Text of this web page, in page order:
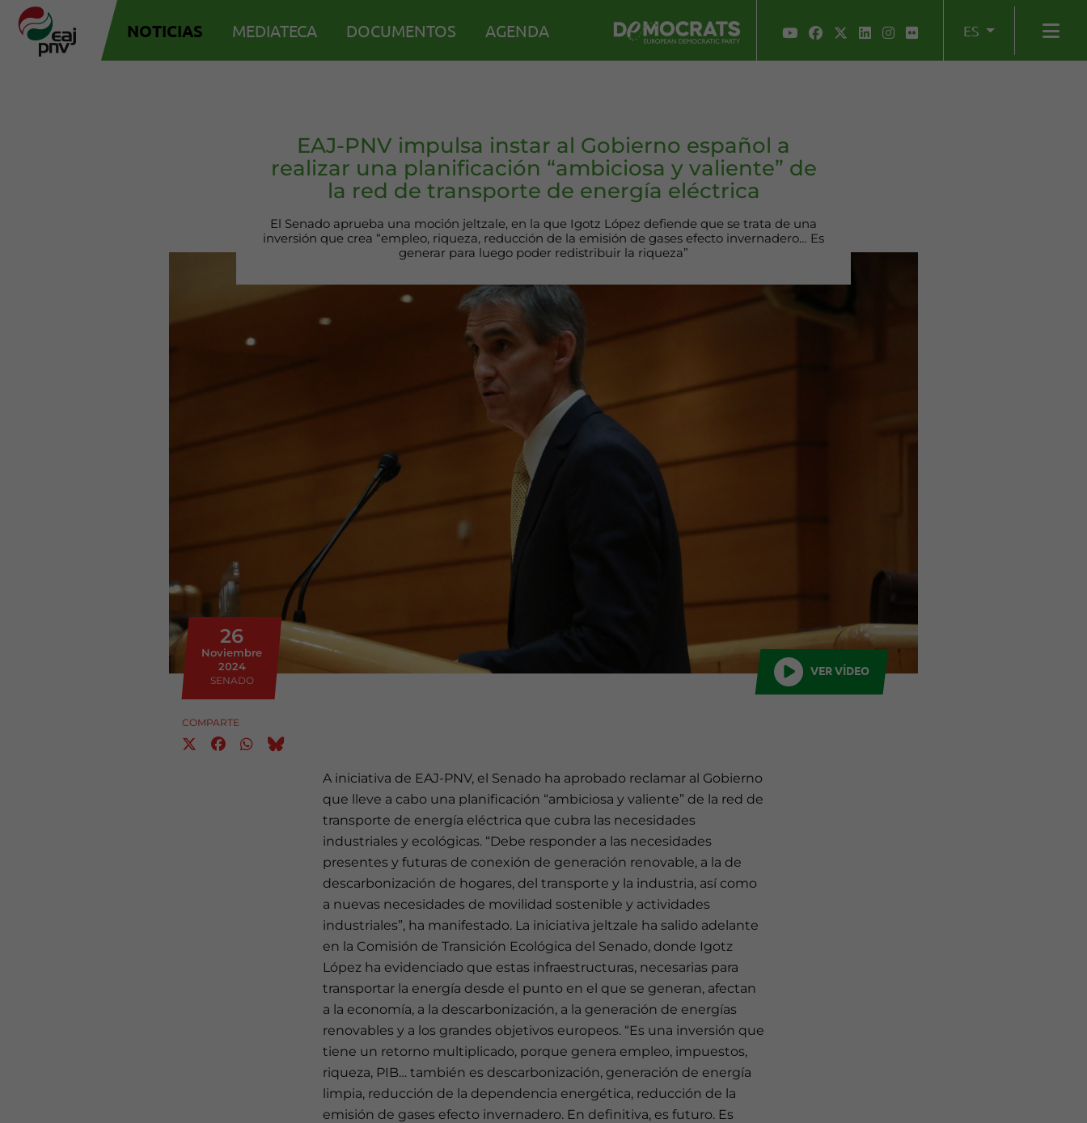
NOTICIAS MEDIATECA DOCUMENTOS AGENDA ES
EAJ-PNV impulsa instar al Gobierno español a
realizar una planificación “ambiciosa y valiente” de
la red de transporte de energía eléctrica
El Senado aprueba una moción jeltzale, en la que Igotz López defiende que se trata de una
inversión que crea “empleo, riqueza, reducción de la emisión de gases efecto invernadero… Es
generar para luego poder redistribuir la riqueza”
26
Noviembre
2024
SENADO
VER VÍDEO
COMPARTE
A iniciativa de EAJ-PNV, el Senado ha aprobado reclamar al Gobierno
que lleve a cabo una planificación “ambiciosa y valiente” de la red de
transporte de energía eléctrica que cubra las necesidades
industriales y ecológicas. “Debe responder a las necesidades
presentes y futuras de conexión de generación renovable, a la de
descarbonización de hogares, del transporte y la industria, así como
a nuevas necesidades de movilidad sostenible y actividades
industriales”, ha manifestado. La iniciativa jeltzale ha salido adelante
en la Comisión de Transición Ecológica del Senado, donde Igotz
López ha evidenciado que estas infraestructuras, necesarias para
transportar la energía desde el punto en el que se generan, afectan
a la economía, a la descarbonización, a la generación de energías
renovables y a los grandes objetivos europeos. “Es una inversión que
tiene un retorno multiplicado, porque genera empleo, impuestos,
riqueza, PIB… también es descarbonización, generación de energía
limpia, reducción de la dependencia energética, reducción de la
emisión de gases efecto invernadero. En definitiva, es futuro. Es